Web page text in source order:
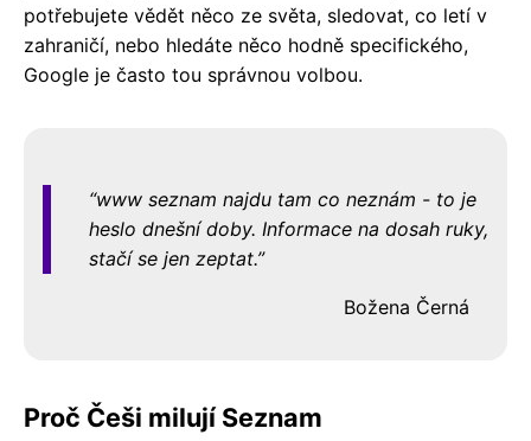
potřebujete vědět něco ze světa, sledovat, co letí v
zahraničí, nebo hledáte něco hodně specifického,
Google je často tou správnou volbou.
www seznam najdu tam co neznám - to je
heslo dnešní doby. Informace na dosah ruky,
stačí se jen zeptat.
Božena Černá
Proč Češi milují Seznam